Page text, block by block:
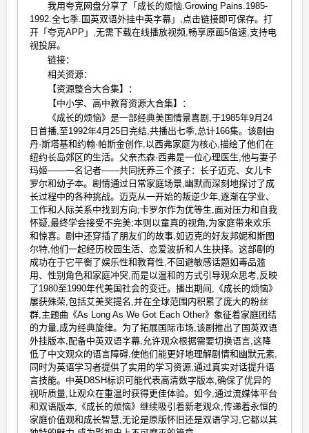
我用夸克网盘分享了「成长的烦恼.Growing Pains.1985-
1992.全七季.国英双语外挂中英字幕」,点击链接即可保存。打
开「夸克APP」,无需下载在线播放视频,畅享原画5倍速,支持电
视投屏。
链接：
相关资源：
【资源整合大合集】：
【中小学、高中教育资源大合集】：
《成长的烦恼》是一部经典美国情景喜剧,于1985年9月24
日首播,至1992年4月25日完结,共播出七季,总计166集。该剧由
丹·斯塔基和约翰·帕斯金创作,以西弗家庭为核心,描绘了他们在
纽约长岛郊区的生活。父亲杰森·西弗是一位心理医生,他与妻子
玛姬——一名记者——共同抚养三个孩子：长子迈克、女儿卡
罗尔和幼子本。剧情通过日常家庭场景,幽默而深刻地探讨了成
长过程中的各种挑战。迈克从一开始的叛逆少年,逐渐在学业、
工作和人际关系中找到方向;卡罗尔作为优等生,面对压力和自我
怀疑,最终学会接受不完美;本则以童真的视角,为家庭带来欢乐
和惊喜。剧中还穿插了朋友们的故事,如迈克的好友邦妮和斯图
尔特,他们一起经历校园生活、恋爱波折和人生抉择。这部剧的
成功在于它平衡了娱乐性和教育性,不回避敏感话题如毒品滥
用、性别角色和家庭冲突,而是以温和的方式引导观众思考,反映
了1980至1990年代美国社会的变迁。播出期间,《成长的烦恼》
屡获殊荣,包括艾美奖提名,并在全球范围内积累了庞大的粉丝
群,主题曲《As Long As We Got Each Other》象征着家庭团结
的力量,成为经典旋律。为了拓展国际市场,该剧推出了国英双语
外挂版本,配备中英双语字幕,允许观众根据需要切换语言,这降
低了中文观众的语言障碍,使他们能更好地理解剧情和幽默元素,
同时为英语学习者提供了实用的学习资源,通过真实对话提升语
言技能。中英D8SH标识可能代表高清数字版本,确保了优异的
视听质量,让观众在重温时获得更佳体验。如今,通过流媒体平台
和双语版本,《成长的烦恼》继续吸引着新老观众,传递着永恒的
家庭价值观和成长智慧,无论是原版怀旧还是双语学习,它都以其